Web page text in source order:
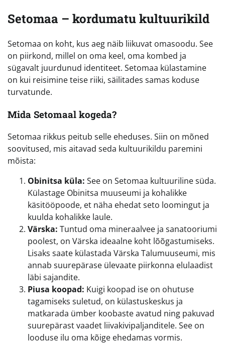
Setomaa – kordumatu kultuurikild
Setomaa on koht, kus aeg näib liikuvat omasoodu. See
on piirkond, millel on oma keel, oma kombed ja
sügavalt juurdunud identiteet. Setomaa külastamine
on kui reisimine teise riiki, säilitades samas koduse
turvatunde.
Mida Setomaal kogeda?
Setomaa rikkus peitub selle eheduses. Siin on mõned
soovitused, mis aitavad seda kultuurikildu paremini
mõista:
Obinitsa küla: See on Setomaa kultuuriline süda.
Külastage Obinitsa muuseumi ja kohalikke
käsitööpoode, et näha ehedat seto loomingut ja
kuulda kohalikke laule.
Värska: Tuntud oma mineraalvee ja sanatooriumi
poolest, on Värska ideaalne koht lõõgastumiseks.
Lisaks saate külastada Värska Talumuuseumi, mis
annab suurepärase ülevaate piirkonna elulaadist
läbi sajandite.
Piusa koopad: Kuigi koopad ise on ohutuse
tagamiseks suletud, on külastuskeskus ja
matkarada ümber koobaste avatud ning pakuvad
suurepärast vaadet liivakivipaljanditele. See on
looduse ilu oma kõige ehedamas vormis.